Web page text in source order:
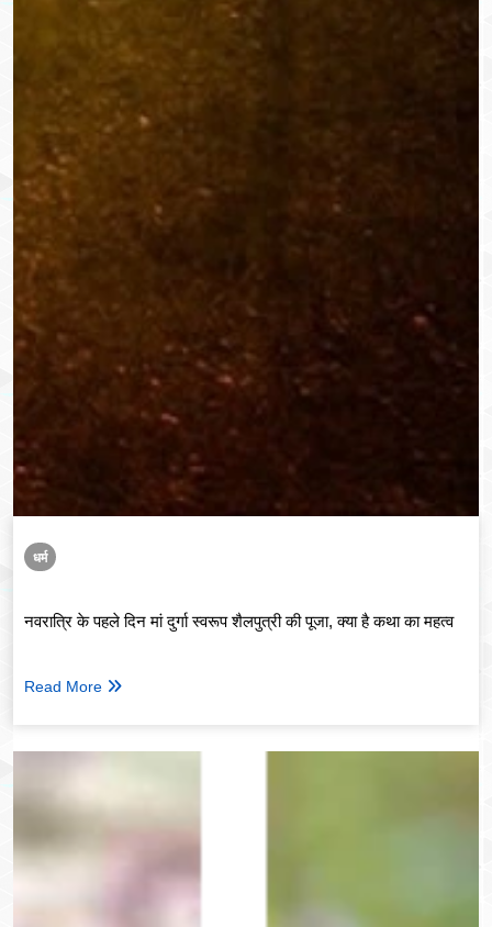
धर्म
नवरात्रि के पहले दिन मां दुर्गा स्वरूप शैलपुत्री की पूजा, क्या है कथा का महत्व
Read More